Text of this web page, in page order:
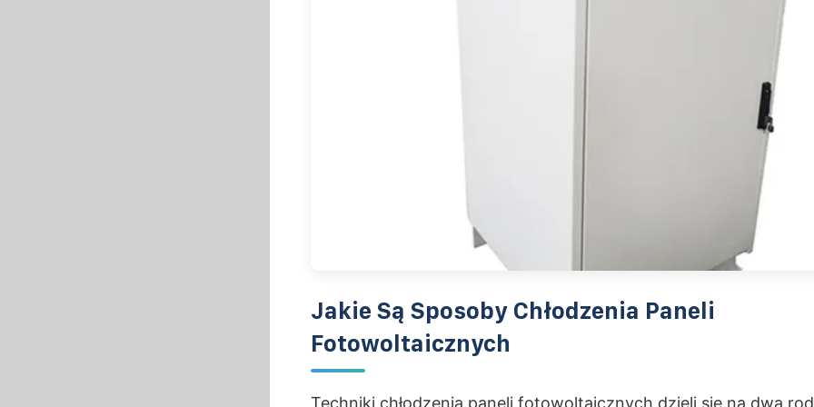
Jakie Są Sposoby Chłodzenia Paneli
Fotowoltaicznych
Techniki chłodzenia paneli fotowoltaicznych dzieli się na dwa